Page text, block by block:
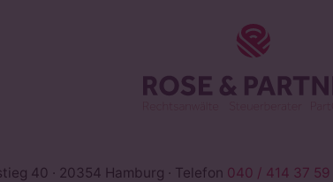
40 · 20354 Hamburg · Telefon 040 / 414 37